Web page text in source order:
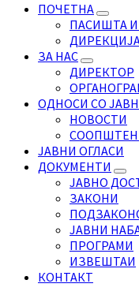
ПОЧЕТНА
ПАСИШТА
ЗА НАС
ДИРЕКТОР
ОДНОСИ СО
НОВОСТИ
ЈАВНИ ОГЛАСИ
ДОКУМЕНТИ
ЈАВНО
ЗАКОНИ
ЈАВНИ
ПРОГРАМИ
ИЗВЕШТАИ
КОНТАКТ